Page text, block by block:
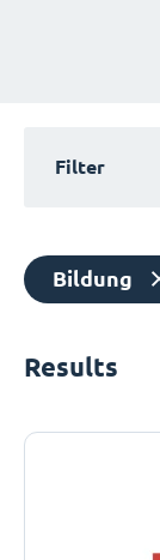
Filter
Bildung
Results